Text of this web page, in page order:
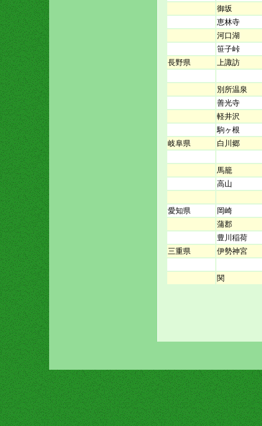
御坂
恵林寺
河口湖
笹子峠
長野県
上諏訪
別所温泉
善光寺
軽井沢
駒ヶ根
岐阜県
白川郷
馬籠
高山
愛知県
岡崎
蒲郡
豊川稲荷
三重県
伊勢神宮
関